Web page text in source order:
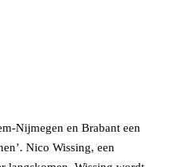
Nijmegen en Brabant een
Nico Wissing, een